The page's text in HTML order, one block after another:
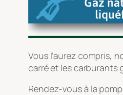
Vous l’aurez compris,
carré et les carburants
Rendez-vous à la